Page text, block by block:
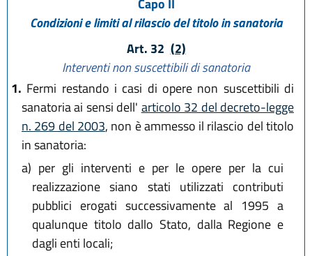
L.R. 21 dicembre 2017, n. 24
L.R. 20 maggio 2021, n. 5
L.R. 25 luglio 2025, n. 5
L.R. 29 dicembre 2025, n. 11
L.R. 28 luglio 2026, n. 9
Capo II
Condizioni e limiti al rilascio del titolo in sanatoria
Art. 32 (2)
Interventi non suscettibili di sanatoria
1. Fermi restando i casi di opere non suscettibili di
sanatoria ai sensi dell' articolo 32 del decreto-legge
n. 269 del 2003, non è ammesso il rilascio del titolo
in sanatoria:
a) per gli interventi e per le opere per la cui
realizzazione siano stati utilizzati contributi
pubblici erogati successivamente al 1995 a
qualunque titolo dallo Stato, dalla Regione e
dagli enti locali;